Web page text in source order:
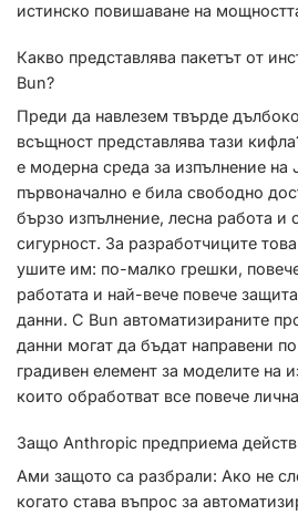
истинско повишаване на
Какво представлява пакетът от
Bun?
Преди да навлезем твърде
всъщност представлява тази
е модерна среда за изпълнение на
първоначално е била свободно
бързо изпълнение, лесна работа и
сигурност. За разработчиците
ушите им: по-малко грешки,
работата и най-вече повече
данни. С Bun автоматизираните
данни могат да бъдат направени
градивен елемент за моделите на
които обработват все повече
Защо Anthropic предприема
Ами защото са разбрали: Ако не
когато става въпрос за